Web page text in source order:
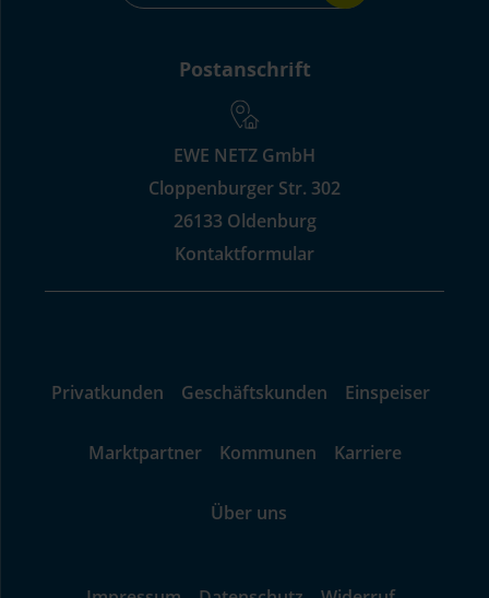
for-
Postanschrift
EWE NETZ GmbH
Cloppenburger Str. 302
26133 Oldenburg
Kontaktformular
Privatkunden Geschäftskunden Einspeiser
Marktpartner Kommunen Karriere
Über uns